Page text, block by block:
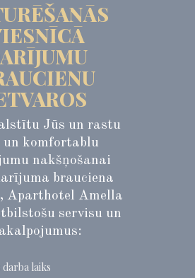
Jūs un rastu
un komfortablu
nakšņošanai
brauciena
Aparthotel Amella
servisu un
darba laiks